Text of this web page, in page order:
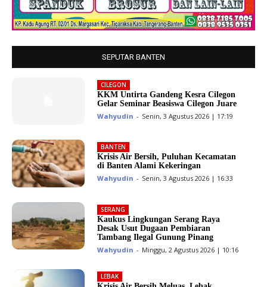
SEPUTAR BANTEN
CILEGON
KKM Untirta Gandeng Kesra Cilegon
Gelar Seminar Beasiswa Cilegon Juare
Wahyudin - Senin, 3 Agustus 2026 | 17:19
BANTEN
Krisis Air Bersih, Puluhan Kecamatan
di Banten Alami Kekeringan
Wahyudin - Senin, 3 Agustus 2026 | 16:33
SERANG
Kaukus Lingkungan Serang Raya
Desak Usut Dugaan Pembiaran
Tambang Ilegal Gunung Pinang
Wahyudin - Minggu, 2 Agustus 2026 | 10:16
LEBAK